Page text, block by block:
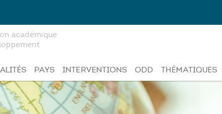
académique
PAYS INTERVENTIONS ODD THÉMATIQUES